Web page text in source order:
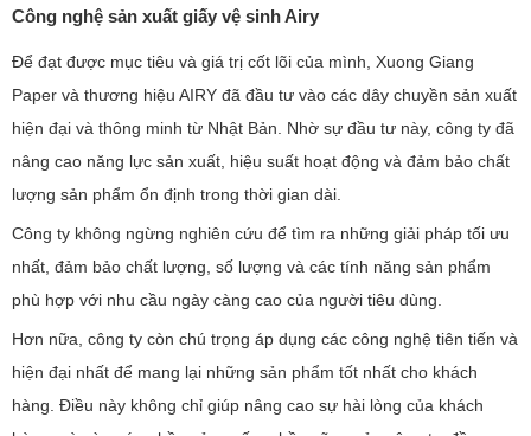
Công nghệ sản xuất giấy vệ sinh Airy
Để đạt được mục tiêu và giá trị cốt lõi của mình, Xuong Giang
Paper và thương hiệu AIRY đã đầu tư vào các dây chuyền sản xuất
hiện đại và thông minh từ Nhật Bản. Nhờ sự đầu tư này, công ty đã
nâng cao năng lực sản xuất, hiệu suất hoạt động và đảm bảo chất
lượng sản phẩm ổn định trong thời gian dài.
Công ty không ngừng nghiên cứu để tìm ra những giải pháp tối ưu
nhất, đảm bảo chất lượng, số lượng và các tính năng sản phẩm
phù hợp với nhu cầu ngày càng cao của người tiêu dùng.
Hơn nữa, công ty còn chú trọng áp dụng các công nghệ tiên tiến và
hiện đại nhất để mang lại những sản phẩm tốt nhất cho khách
hàng. Điều này không chỉ giúp nâng cao sự hài lòng của khách